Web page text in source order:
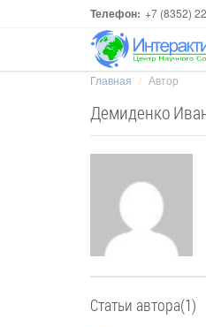
Телефон: +7 (8352)
Главная Автор
Демиденко
Статьи автора(1)